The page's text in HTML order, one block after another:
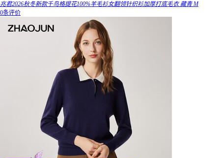
兆君2026秋冬新款千鸟格提花100%羊毛衫女翻领针织衫加厚打底毛衣 藏青 M
0条评价